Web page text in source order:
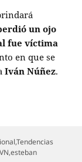
un ojo
fue víctima
en que se
Iván Núñez.
vitalicio a
,Tendencias
,esteban